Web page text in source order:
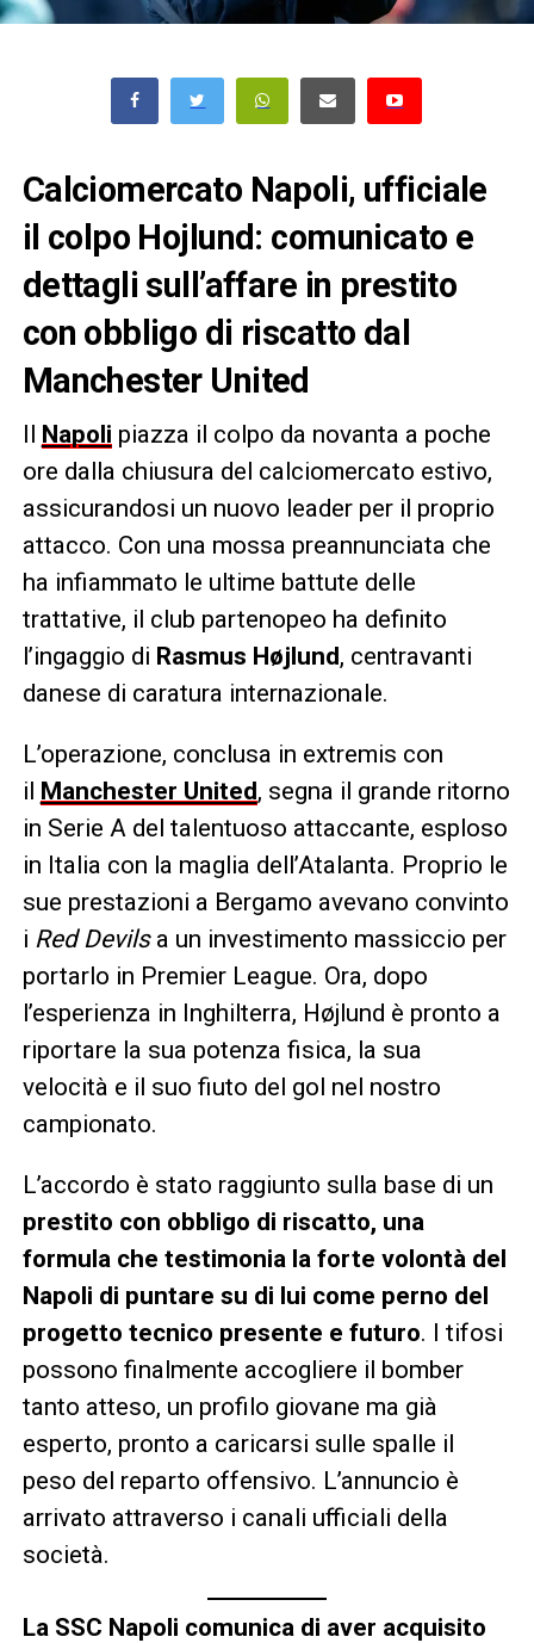
Calciomercato Napoli, ufficiale
il colpo Hojlund: comunicato e
dettagli sull’affare in prestito
con obbligo di riscatto dal
Manchester United
Il Napoli piazza il colpo da novanta a poche
ore dalla chiusura del calciomercato estivo,
assicurandosi un nuovo leader per il proprio
attacco. Con una mossa preannunciata che
ha infiammato le ultime battute delle
trattative, il club partenopeo ha definito
l’ingaggio di Rasmus Højlund, centravanti
danese di caratura internazionale.
L’operazione, conclusa in extremis con
il Manchester United, segna il grande ritorno
in Serie A del talentuoso attaccante, esploso
in Italia con la maglia dell’Atalanta. Proprio le
sue prestazioni a Bergamo avevano convinto
i Red Devilsa un investimento massiccio per
portarlo in Premier League. Ora, dopo
l’esperienza in Inghilterra, Højlund è pronto a
riportare la sua potenza fisica, la sua
velocità e il suo fiuto del gol nel nostro
campionato.
L’accordo è stato raggiunto sulla base di un
prestito con obbligo di riscatto, una
formula che testimonia la forte volontà del
Napoli di puntare su di lui come perno del
progetto tecnico presente e futuro. I tifosi
possono finalmente accogliere il bomber
tanto atteso, un profilo giovane ma già
esperto, pronto a caricarsi sulle spalle il
peso del reparto offensivo. L’annuncio è
arrivato attraverso i canali ufficiali della
società.
La SSC Napoli comunica di aver acquisito